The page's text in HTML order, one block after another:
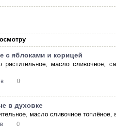
с яблоками и корицей
масло сливочное,
0
в духовке
масло сливочное топлёное,
0